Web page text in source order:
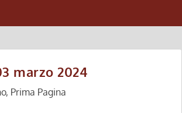
marzo 2024
, Prima Pagina